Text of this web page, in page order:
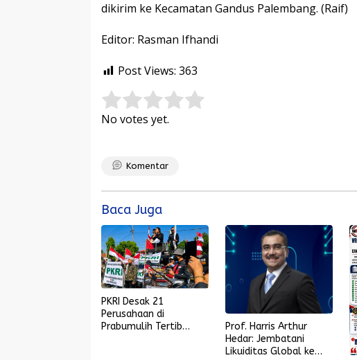
dikirim ke Kecamatan Gandus Palembang. (Raif)
Editor: Rasman Ifhandi
Post Views: 363
Rate this item:
No votes yet.
Komentar
Baca Juga
PKRI Desak 21
Perusahaan di
Prabumulih Tertib
Prof. Harris Arthur
Hedar: Jembatani
Likuiditas Global ke